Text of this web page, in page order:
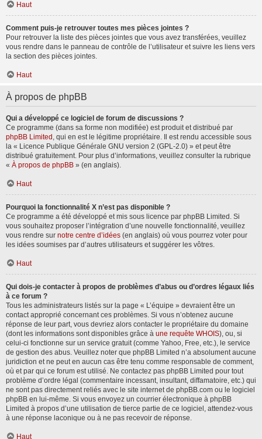
Haut
Comment puis-je retrouver toutes mes pièces jointes ?
Pour retrouver la liste des pièces jointes que vous avez transférées, veuillez
vous rendre dans le panneau de contrôle de l’utilisateur et suivre les liens vers
la section des pièces jointes.
Haut
À propos de phpBB
Qui a développé ce logiciel de forum de discussions ?
Ce programme (dans sa forme non modifiée) est produit et distribué par
phpBB Limited , qui en est le légitime propriétaire. Il est rendu accessible sous
la « Licence Publique Générale GNU version 2 (GPL-2.0) » et peut être
distribué gratuitement. Pour plus d’informations, veuillez consulter la rubrique
« À propos de phpBB » (en anglais).
Haut
Pourquoi la fonctionnalité X n’est pas disponible ?
Ce programme a été développé et mis sous licence par phpBB Limited. Si
vous souhaitez proposer l’intégration d’une nouvelle fonctionnalité, veuillez
vous rendre sur notre centre d’idées (en anglais) où vous pourrez voter pour
les idées soumises par d’autres utilisateurs et suggérer les vôtres.
Haut
Qui dois-je contacter à propos de problèmes d’abus ou d’ordres légaux liés
à ce forum ?
Tous les administrateurs listés sur la page « L’équipe » devraient être un
contact approprié concernant ces problèmes. Si vous n’obtenez aucune
réponse de leur part, vous devriez alors contacter le propriétaire du domaine
(dont les informations sont disponibles grâce à une requête WHOIS), ou, si
celui-ci fonctionne sur un service gratuit (comme Yahoo, Free, etc.), le service
de gestion des abus. Veuillez noter que phpBB Limited n’a absolument aucune
juridiction et ne peut en aucun cas être tenu comme responsable de comment,
où et par qui ce forum est utilisé. Ne contactez pas phpBB Limited pour tout
problème d’ordre légal (commentaire incessant, insultant, diffamatoire, etc.) qui
ne sont pas directement reliés avec le site internet de phpBB.com ou le logiciel
phpBB en lui-même. Si vous envoyez un courrier électronique à phpBB
Limited à propos d’une utilisation de tierce partie de ce logiciel, attendez-vous
à une réponse laconique ou à ne pas recevoir de réponse.
Haut